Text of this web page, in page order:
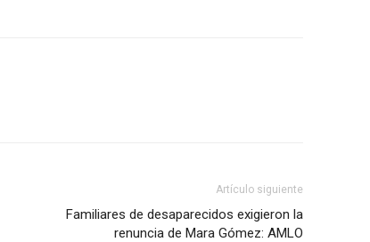
Artículo siguiente
Familiares de desaparecidos exigieron la
renuncia de Mara Gómez: AMLO